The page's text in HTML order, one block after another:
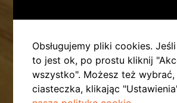
Obsługujemy pliki cookies.
to jest ok, po prostu kliknij
wszystko". Możesz też wybrać,
ciasteczka, klikając